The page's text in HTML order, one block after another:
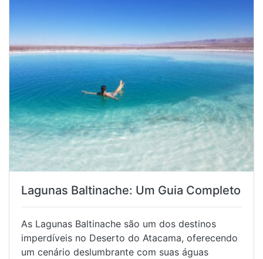
Lagunas Baltinache: Um Guia Completo
As Lagunas Baltinache são um dos destinos
imperdíveis no Deserto do Atacama, oferecendo
um cenário deslumbrante com suas águas